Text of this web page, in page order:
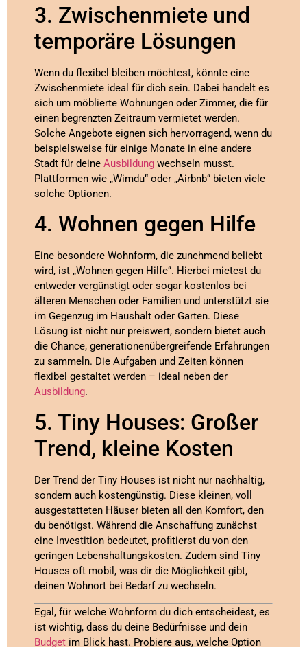
3. Zwischenmiete und
temporäre Lösungen
Wenn du flexibel bleiben möchtest, könnte eine
Zwischenmiete ideal für dich sein. Dabei handelt es
sich um möblierte Wohnungen oder Zimmer, die für
einen begrenzten Zeitraum vermietet werden.
Solche Angebote eignen sich hervorragend, wenn du
beispielsweise für einige Monate in eine andere
Stadt für deine Ausbildung wechseln musst.
Plattformen wie „Wimdu“ oder „Airbnb“ bieten viele
solche Optionen.
4. Wohnen gegen Hilfe
Eine besondere Wohnform, die zunehmend beliebt
wird, ist „Wohnen gegen Hilfe“. Hierbei mietest du
entweder vergünstigt oder sogar kostenlos bei
älteren Menschen oder Familien und unterstützt sie
im Gegenzug im Haushalt oder Garten. Diese
Lösung ist nicht nur preiswert, sondern bietet auch
die Chance, generationenübergreifende Erfahrungen
zu sammeln. Die Aufgaben und Zeiten können
flexibel gestaltet werden – ideal neben der
Ausbildung.
5. Tiny Houses: Großer
Trend, kleine Kosten
Der Trend der Tiny Houses ist nicht nur nachhaltig,
sondern auch kostengünstig. Diese kleinen, voll
ausgestatteten Häuser bieten all den Komfort, den
du benötigst. Während die Anschaffung zunächst
eine Investition bedeutet, profitierst du von den
geringen Lebenshaltungskosten. Zudem sind Tiny
Houses oft mobil, was dir die Möglichkeit gibt,
deinen Wohnort bei Bedarf zu wechseln.
Egal, für welche Wohnform du dich entscheidest, es
ist wichtig, dass du deine Bedürfnisse und dein
Budget im Blick hast. Probiere aus, welche Option